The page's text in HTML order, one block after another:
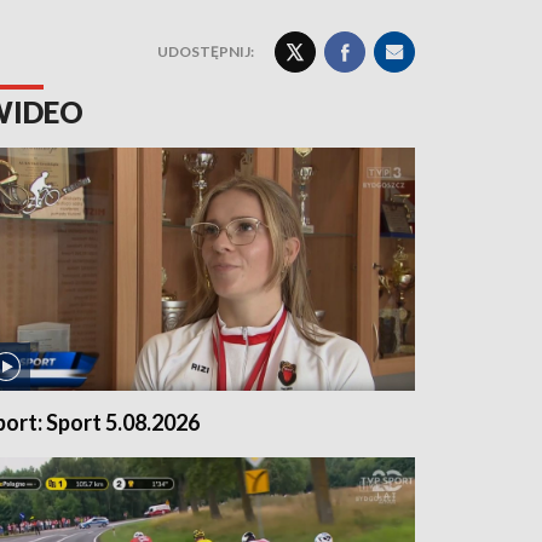
UDOSTĘPNIJ:
Sport 5.08.2026